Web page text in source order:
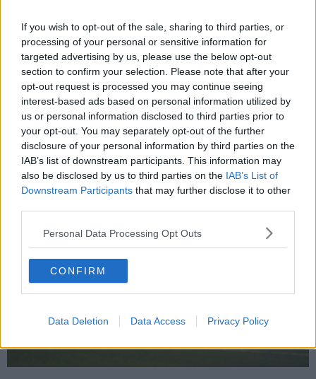
If you wish to opt-out of the sale, sharing to third parties, or
processing of your personal or sensitive information for
targeted advertising by us, please use the below opt-out
section to confirm your selection. Please note that after your
opt-out request is processed you may continue seeing
interest-based ads based on personal information utilized by
us or personal information disclosed to third parties prior to
your opt-out. You may separately opt-out of the further
disclosure of your personal information by third parties on the
IAB’s list of downstream participants. This information may
also be disclosed by us to third parties on the IAB’s List of
Downstream Participants that may further disclose it to other
Personal Data Processing Opt Outs
CONFIRM
Data Deletion Data Access Privacy Policy
d'angolo, il difensore granata incorna, maTrombinicompie un
mezzo miracolo. Poco dopo è la volta diSala, dopo un'azione
orchestra daIanesi, che trova Corona nel mezzo all'area: sulla
sponda dell'attaccante, il centrocampista da posizione perfetta non
incrocia il tiro e sprecata tutto.
Nella ripresa i ritmi si abbassano da entrambi i lati e la prima
occasione arriva dopo una ventina di minuti ancora con Corona,
che si libera da un avversario e scarica il destro, bloccato da
Trombini.